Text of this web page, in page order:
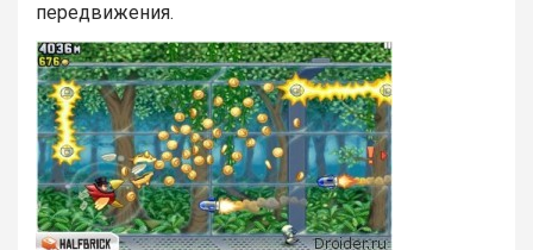
передвижения.